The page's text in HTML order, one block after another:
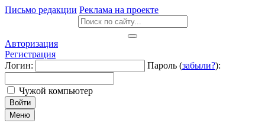
Письмо редакции Реклама на проекте
Авторизация
Регистрация
Логин:
Пароль (забыли?):
Чужой компьютер
Войти
Меню